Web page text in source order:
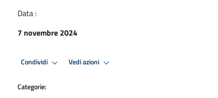
Data :
7 novembre 2024
Condividi Vedi azioni
Categorie: